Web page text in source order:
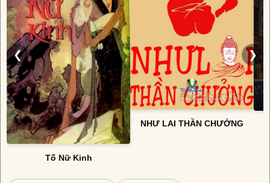
❮
Tố Nữ Kinh
NHƯ LAI THẦN CHƯỞNG
❯